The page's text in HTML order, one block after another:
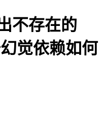
不存在的
觉依赖如何